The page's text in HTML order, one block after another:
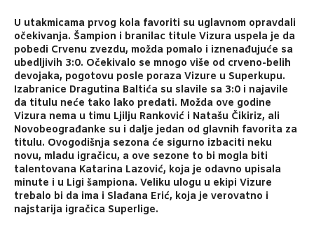
U utakmicama prvog kola favoriti su uglavnom opravdali
očekivanja. Šampion i branilac titule Vizura uspela je da
pobedi Crvenu zvezdu, možda pomalo i iznenađujuće sa
ubedljivih 3:0. Očekivalo se mnogo više od crveno-belih
devojaka, pogotovu posle poraza Vizure u Superkupu.
Izabranice Dragutina Baltića su slavile sa 3:0 i najavile
da titulu neće tako lako predati. Možda ove godine
Vizura nema u timu Ljilju Ranković i Natašu Čikiriz, ali
Novobeograđanke su i dalje jedan od glavnih favorita za
titulu. Ovogodišnja sezona će sigurno izbaciti neku
novu, mladu igračicu, a ove sezone to bi mogla biti
talentovana Katarina Lazović, koja je odavno upisala
minute i u Ligi šampiona. Veliku ulogu u ekipi Vizure
trebalo bi da ima i Slađana Erić, koja je verovatno i
najstarija igračica Superlige.